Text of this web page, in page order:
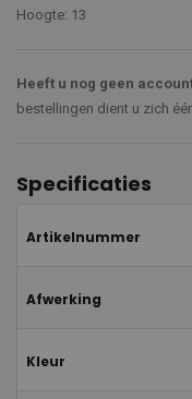
Hoogte: 13
Heeft u nog geen
bestellingen dient u zich
Specificaties
Artikelnummer
Afwerking
Kleur